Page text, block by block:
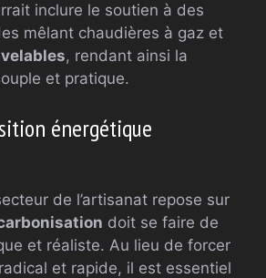
inclure le soutien à des
mêlant chaudières à gaz et
, rendant ainsi la
et pratique.
énergétique
de l’artisanat repose sur
doit se faire de
et réaliste. Au lieu de forcer
et rapide, il est essentiel